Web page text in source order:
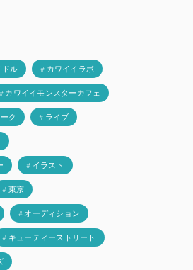
ドル # カワイイラボ
# カワイイモンスターカフェ
ク # ライブ
# イラスト
# 東京
# オーディション
# キューティーストリート